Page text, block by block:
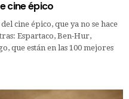
cine épico
cine épico, que ya no se hace
Espartaco, Ben-Hur,
que están en las 100 mejores